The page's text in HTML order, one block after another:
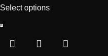
Select options